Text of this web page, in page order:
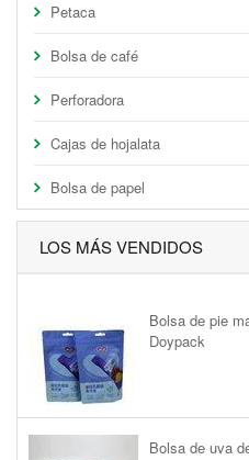
Petaca
Bolsa de café
Perforadora
Cajas de hojalata
Bolsa de papel
LOS MÁS VENDIDOS
Bolsa de pie
Doypack
Bolsa de uva